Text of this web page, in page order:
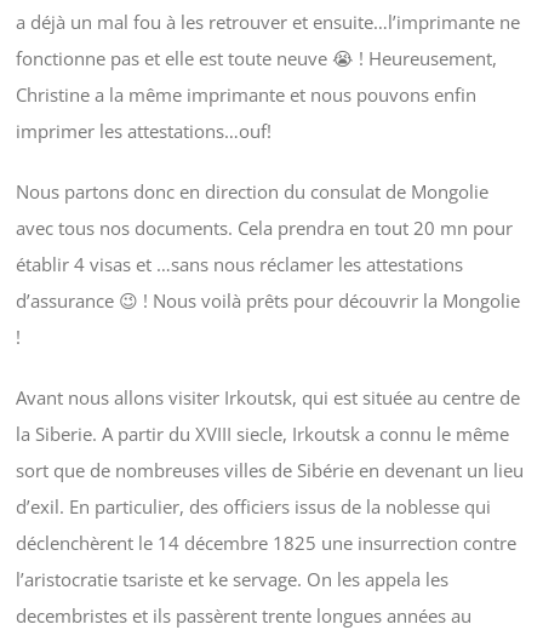
a déjà un mal fou à les retrouver et ensuite…l’imprimante ne
fonctionne pas et elle est toute neuve 😭 ! Heureusement,
Christine a la même imprimante et nous pouvons enfin
imprimer les attestations…ouf!
Nous partons donc en direction du consulat de Mongolie
avec tous nos documents. Cela prendra en tout 20 mn pour
établir 4 visas et …sans nous réclamer les attestations
d’assurance 😉 ! Nous voilà prêts pour découvrir la Mongolie
!
Avant nous allons visiter Irkoutsk, qui est située au centre de
la Siberie. A partir du XVIII siecle, Irkoutsk a connu le même
sort que de nombreuses villes de Sibérie en devenant un lieu
d’exil. En particulier, des officiers issus de la noblesse qui
déclenchèrent le 14 décembre 1825 une insurrection contre
l’aristocratie tsariste et ke servage. On les appela les
decembristes et ils passèrent trente longues années au